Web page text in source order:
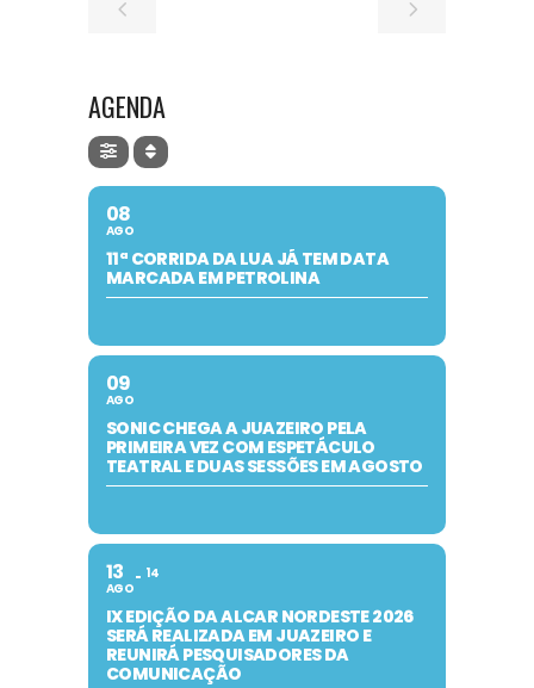
AGENDA
08
AGO
11ª CORRIDA DA LUA JÁ TEM DATA
MARCADA EM PETROLINA
09
AGO
SONIC CHEGA A JUAZEIRO PELA
PRIMEIRA VEZ COM ESPETÁCULO
TEATRAL E DUAS SESSÕES EM AGOSTO
13
AGO
14
IX EDIÇÃO DA ALCAR NORDESTE 2026
SERÁ REALIZADA EM JUAZEIRO E
REUNIRÁ PESQUISADORES DA
COMUNICAÇÃO